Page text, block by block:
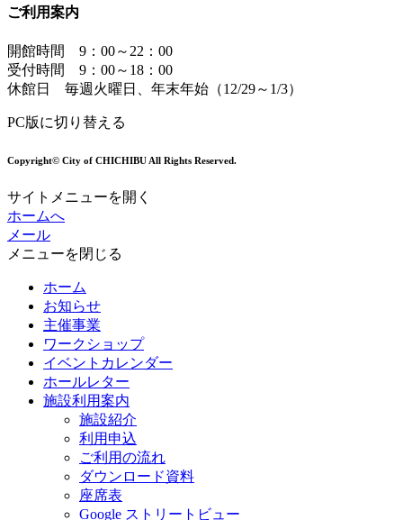
ご利用案内
開館時間 9：00～22：00
受付時間 9：00～18：00
休館日 毎週火曜日、年末年始（12/29～1/3）
PC版に切り替える
Copyright© City of CHICHIBU All Rights Reserved.
サイトメニューを開く
ホームへ
メール
メニューを閉じる
ホーム
お知らせ
主催事業
ワークショップ
イベントカレンダー
ホールレター
施設利用案内
施設紹介
利用申込
ご利用の流れ
ダウンロード資料
座席表
Google ストリートビュー